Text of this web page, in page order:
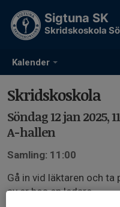
Kalender
Sigtuna SK
Skridskoskola
Skridskoskola
Söndag 12 jan 2025,
A-hallen
Samling: 11:00
Gå in vid läktaren och ta
av er hos en ledare.